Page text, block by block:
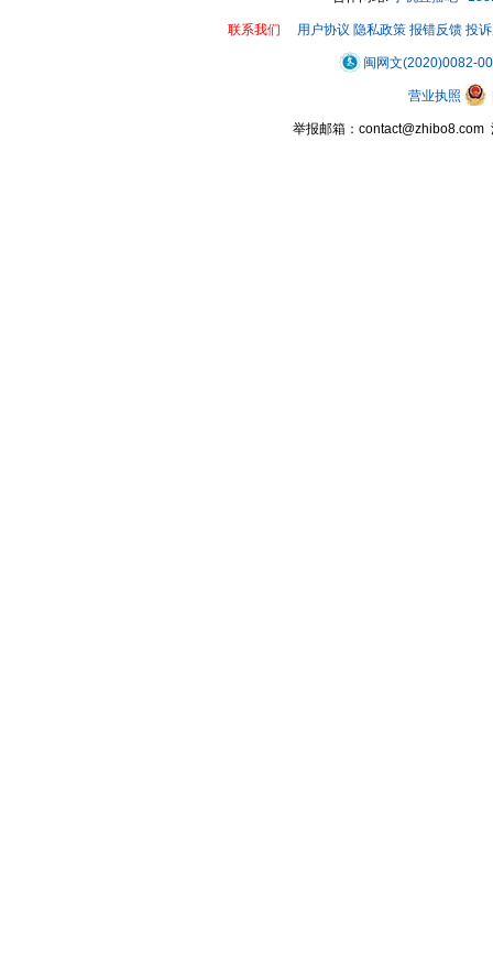
联系我们 用户协议 隐私政策 报错反馈 投
闽网文(2020)0082-
营业执照
举报邮箱：